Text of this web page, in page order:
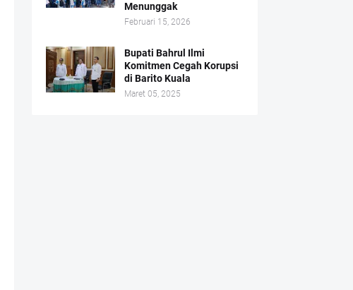
Menunggak
Februari 15, 2026
Bupati Bahrul Ilmi
Komitmen Cegah Korupsi
di Barito Kuala
Maret 05, 2025